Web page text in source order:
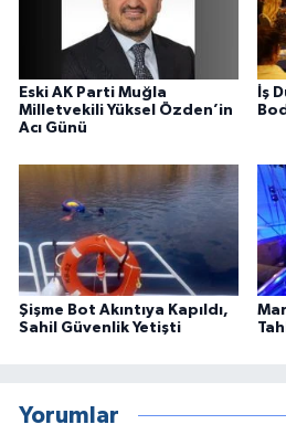
Eski AK Parti Muğla
Milletvekili Yüksel Özden’in
Acı Günü
İş
Şişme Bot Akıntıya Kapıldı,
Sahil Güvenlik Yetişti
Yorumlar